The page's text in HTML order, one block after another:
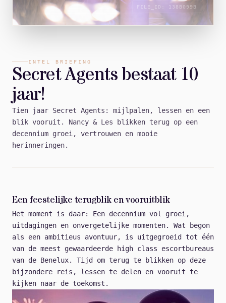
FILE_ID: 138B099B
INTEL BRIEFING
Secret Agents bestaat 10
jaar!
Tien jaar Secret Agents: mijlpalen, lessen en een
blik vooruit. Nancy & Les blikken terug op een
decennium groei, vertrouwen en mooie
herinneringen.
Een feestelijke terugblik en vooruitblik
Het moment is daar: Een decennium vol groei,
uitdagingen en onvergetelijke momenten. Wat begon
als een ambitieus avontuur, is uitgegroeid tot één
van de meest gewaardeerde high class escortbureaus
van de Benelux. Tijd om terug te blikken op deze
bijzondere reis, lessen te delen en vooruit te
kijken naar de toekomst.